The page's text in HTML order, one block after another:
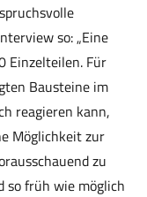
so: „Eine
Einzelteilen. Für
Bausteine im
reagieren kann,
Möglichkeit zur
zu
so früh wie möglich